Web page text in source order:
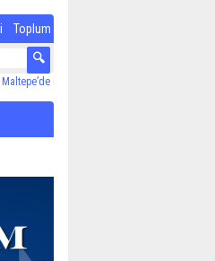
Toplum
ilaçlama çalışmaları sürüyor